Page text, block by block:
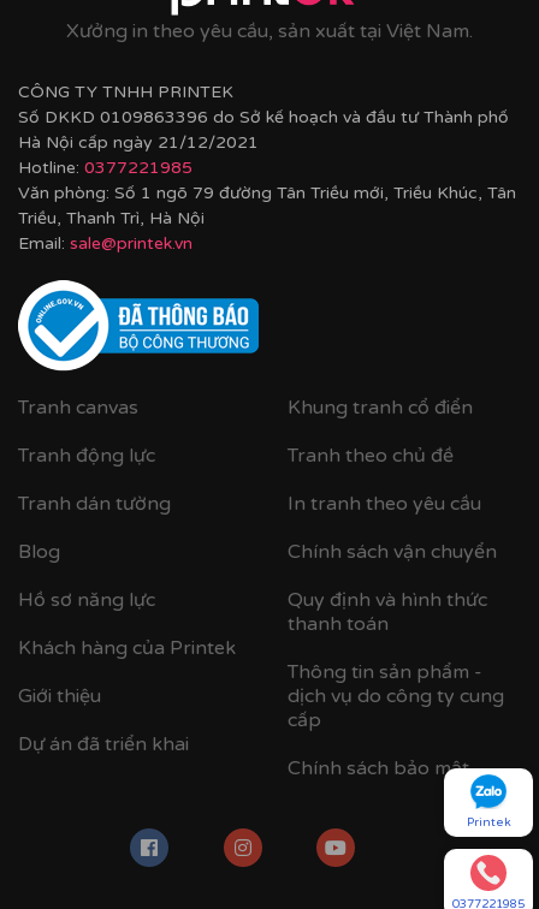
Xưởng in theo yêu cầu, sản xuất tại Việt Nam.
CÔNG TY TNHH PRINTEK
Số DKKD 0109863396 do Sở kế hoạch và đầu tư Thành phố
Hà Nội cấp ngày 21/12/2021
Hotline: 0377221985
Văn phòng: Số 1 ngõ 79 đường Tân Triều mới, Triều Khúc, Tân
Triều, Thanh Trì, Hà Nội
Email: sale@printek.vn
Tranh canvas
Tranh động lực
Tranh dán tường
Blog
Hồ sơ năng lực
Khách hàng của Printek
Giới thiệu
Dự án đã triển khai
Khung tranh cổ điển
Tranh theo chủ đề
In tranh theo yêu cầu
Chính sách vận chuyển
Quy định và hình thức
thanh toán
Thông tin sản phẩm -
dịch vụ do công ty cung
cấp
Chính sách bảo mật
Printek
0377221985